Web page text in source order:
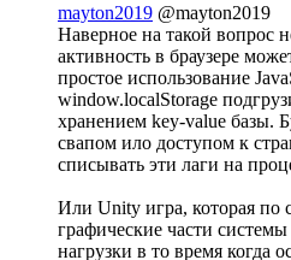
mayton2019 @mayton2019
Наверное на такой вопрос
активность в браузере
простое использование
window.localStorage
хранением key-value базы.
свапом ило доступом к
списывать эти лаги на
Или Unity игра, которая по
графические части системы
нагрузки в то время когда